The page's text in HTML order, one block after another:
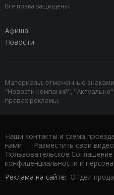
Все права защищены.
Афиша
Новости
Материалы, отмеченные
"Новости компаний",
правах рекламы.
Наши контакты и схема проезда
нами | Разместить свои
Пользовательское Соглашение
конфиденциальности и
Реклама на сайте: Отдел